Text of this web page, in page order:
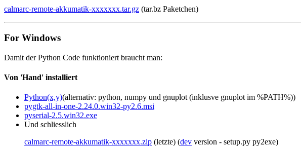
calmarc-remote-akkumatik-xxxxxxx.tar.gz (tar.bz Paketchen)
For Windows
Damit der Python Code funktioniert braucht man:
Von 'Hand' installiert
Python(x,y)(alternativ: python, numpy und gnuplot (inklusve gnuplot im %PATH%))
pygtk-all-in-one-2.24.0.win32-py2.6.msi
pyserial-2.5.win32.exe
Und schliesslich
calmarc-remote-akkumatik-xxxxxxx.zip (letzte) (dev version - setup.py py2exe)